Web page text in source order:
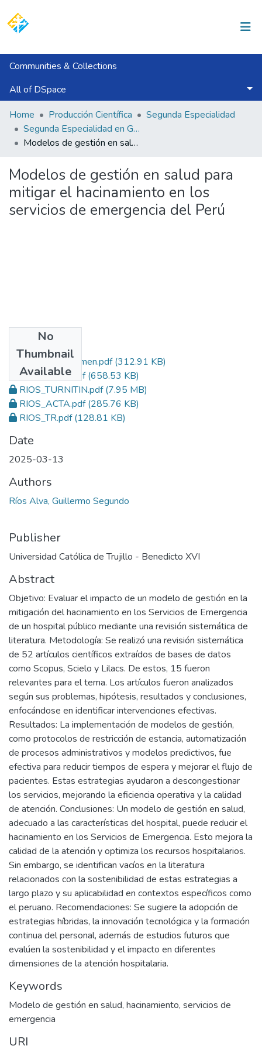
Communities & Collections
All of DSpace
Statistics
Home Producción Científica
Segunda Especialidad
Segunda Especialidad en Gestión Pública y Gobernabilidad
Modelos de gestión en salud para mitigar el hacinamiento en los servicios de emergencia del Perú
Modelos de gestión en salud para
mitigar el hacinamiento en los
servicios de emergencia del Perú
No
Thumbnail
Available
RIOS_TESIS resumen.pdf(312.91 KB)
RIOS_TESIS.pdf(658.53 KB)
RIOS_TURNITIN.pdf(7.95 MB)
RIOS_ACTA.pdf(285.76 KB)
RIOS_TR.pdf(128.81 KB)
Date
2025-03-13
Authors
Ríos Alva, Guillermo Segundo
Publisher
Universidad Católica de Trujillo - Benedicto XVI
Abstract
Objetivo: Evaluar el impacto de un modelo de gestión en la
mitigación del hacinamiento en los Servicios de Emergencia
de un hospital público mediante una revisión sistemática de
literatura. Metodología: Se realizó una revisión sistemática
de 52 artículos científicos extraídos de bases de datos
como Scopus, Scielo y Lilacs. De estos, 15 fueron
relevantes para el tema. Los artículos fueron analizados
según sus problemas, hipótesis, resultados y conclusiones,
enfocándose en identificar intervenciones efectivas.
Resultados: La implementación de modelos de gestión,
como protocolos de restricción de estancia, automatización
de procesos administrativos y modelos predictivos, fue
efectiva para reducir tiempos de espera y mejorar el flujo de
pacientes. Estas estrategias ayudaron a descongestionar
los servicios, mejorando la eficiencia operativa y la calidad
de atención. Conclusiones: Un modelo de gestión en salud,
adecuado a las características del hospital, puede reducir el
hacinamiento en los Servicios de Emergencia. Esto mejora la
calidad de la atención y optimiza los recursos hospitalarios.
Sin embargo, se identifican vacíos en la literatura
relacionados con la sostenibilidad de estas estrategias a
largo plazo y su aplicabilidad en contextos específicos como
el peruano. Recomendaciones: Se sugiere la adopción de
estrategias híbridas, la innovación tecnológica y la formación
continua del personal, además de estudios futuros que
evalúen la sostenibilidad y el impacto en diferentes
dimensiones de la atención hospitalaria.
Keywords
Modelo de gestión en salud, hacinamiento, servicios de
emergencia
URI